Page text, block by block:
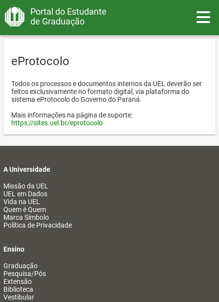
Portal do Estudante
de Graduação
eProtocolo
Todos os processos e documentos internos da UEL deverão ser
feitos exclusivamente no formato digital, via plataforma do
sistema eProtocolo do Governo do Paraná.
Mais informações na página de suporte:
https://sites.uel.br/eprotocolo
A Universidade
Missão da UEL
UEL em Dados
Vida na UEL
Quem é Quem
Marca Símbolo
Política de Privacidade
Ensino
Graduação
Pesquisa/Pós
Extensão
Biblioteca
Vestibular